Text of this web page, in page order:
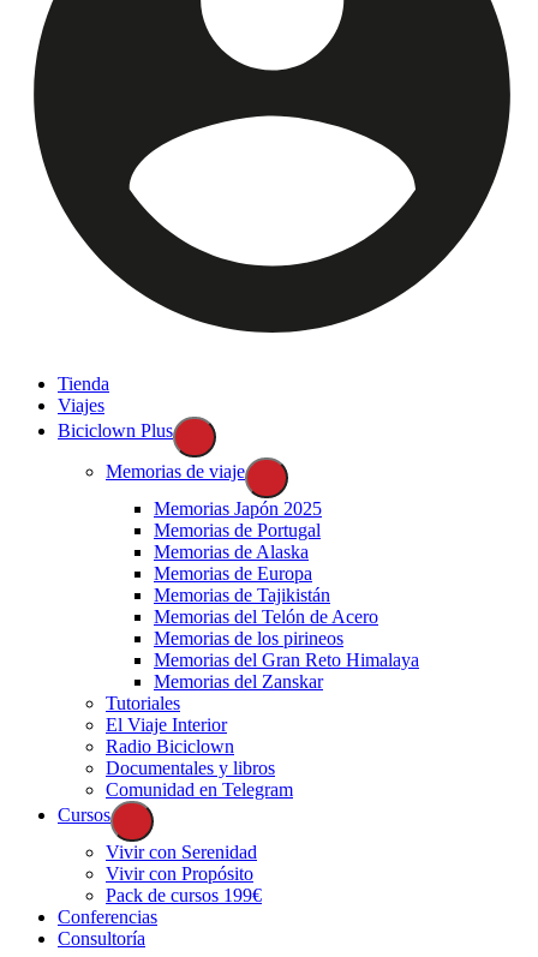
Tienda
Viajes
Biciclown Plus
Memorias de viaje
Memorias Japón 2025
Memorias de Portugal
Memorias de Alaska
Memorias de Europa
Memorias de Tajikistán
Memorias del Telón de Acero
Memorias de los pirineos
Memorias del Gran Reto Himalaya
Memorias del Zanskar
Tutoriales
El Viaje Interior
Radio Biciclown
Documentales y libros
Comunidad en Telegram
Cursos
Vivir con Serenidad
Vivir con Propósito
Pack de cursos 199€
Conferencias
Consultoría